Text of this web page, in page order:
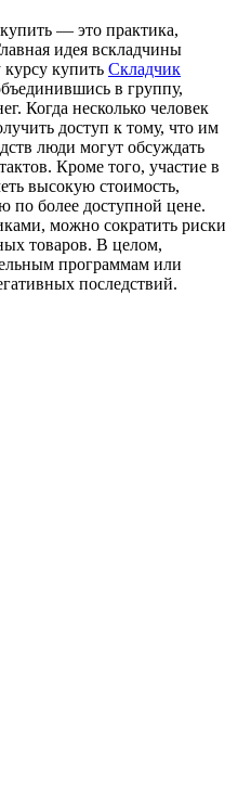
— этo практика,
идея вскладчины
купить Складчик
в группу,
Когда несколько человек
доступ к тому, что им
люди могут обсуждать
Кроме того, участие в
высокую стоимость,
по более доступной цене.
можно сократить риски
товаров. В целом,
программам или
последствий.